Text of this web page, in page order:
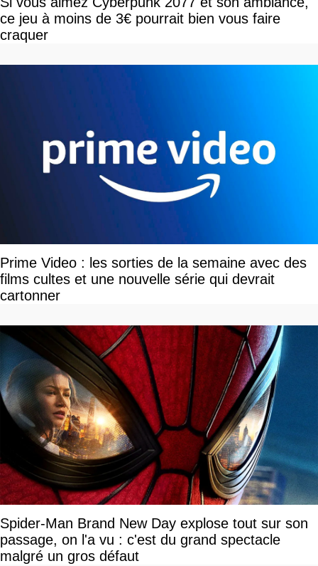
ce jeu à moins de 3€ pourrait bien vous faire
craquer
Prime Video : les sorties de la semaine avec des
films cultes et une nouvelle série qui devrait
cartonner
Spider-Man Brand New Day explose tout sur son
passage, on l'a vu : c'est du grand spectacle
malgré un gros défaut